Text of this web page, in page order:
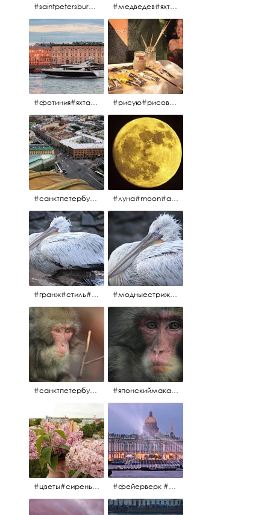
#saintpetersburg #санктпетербург#нева#троицкиймост#питерскоеутро#петропавловскаякрепость #медведев#яхты#алыепаруса2023#белыеночи2013#санктпетербург #яхтафотиния#yacht#yachtphotinia
#фотиния#яхтафотиния#дмитриймедведев#медведев#яхта#алыепаруса2013#2013#алыепаруса #нева#санктпетербург #yachtphotinia#yacht #рисую#рисовать#краскихолстмасло#картина#холст#кисточки#палитра#художник#портрет#aplgallery
#санктпетербург #исаакиевскийсобор #исакий #луна#moon#апрельскаялуна#санктпетербург
#гранж#стиль#тренд#тренд2017 #модныестрижки#санктпетербург #пеликан #птицы#причёски #модныестрижки#стильныестрижки#причёски#зоопарк #пеликан#санктпетербург #причёскиподуше
#санктпетербург #macacafuscata #macaca #ленинградскийзоопарк #снежнаяобезьяна #японскиймакак #макака #зоопарк #японскиймакак#снежнаяобезьяна#приматы#макака#зоопарк#животные#ленинградскийзоопарк#macaca#macacafuscata#санктпетербург
#цветы#сирень #розоваясирень #натюрморт #натюрмортсцветами #весна2012 #пробуждение #фейерверк #салют #парусник #санктпетербург #белыеночи2012 #белыеночи #алыепаруса2012 #алыепаруса #нева